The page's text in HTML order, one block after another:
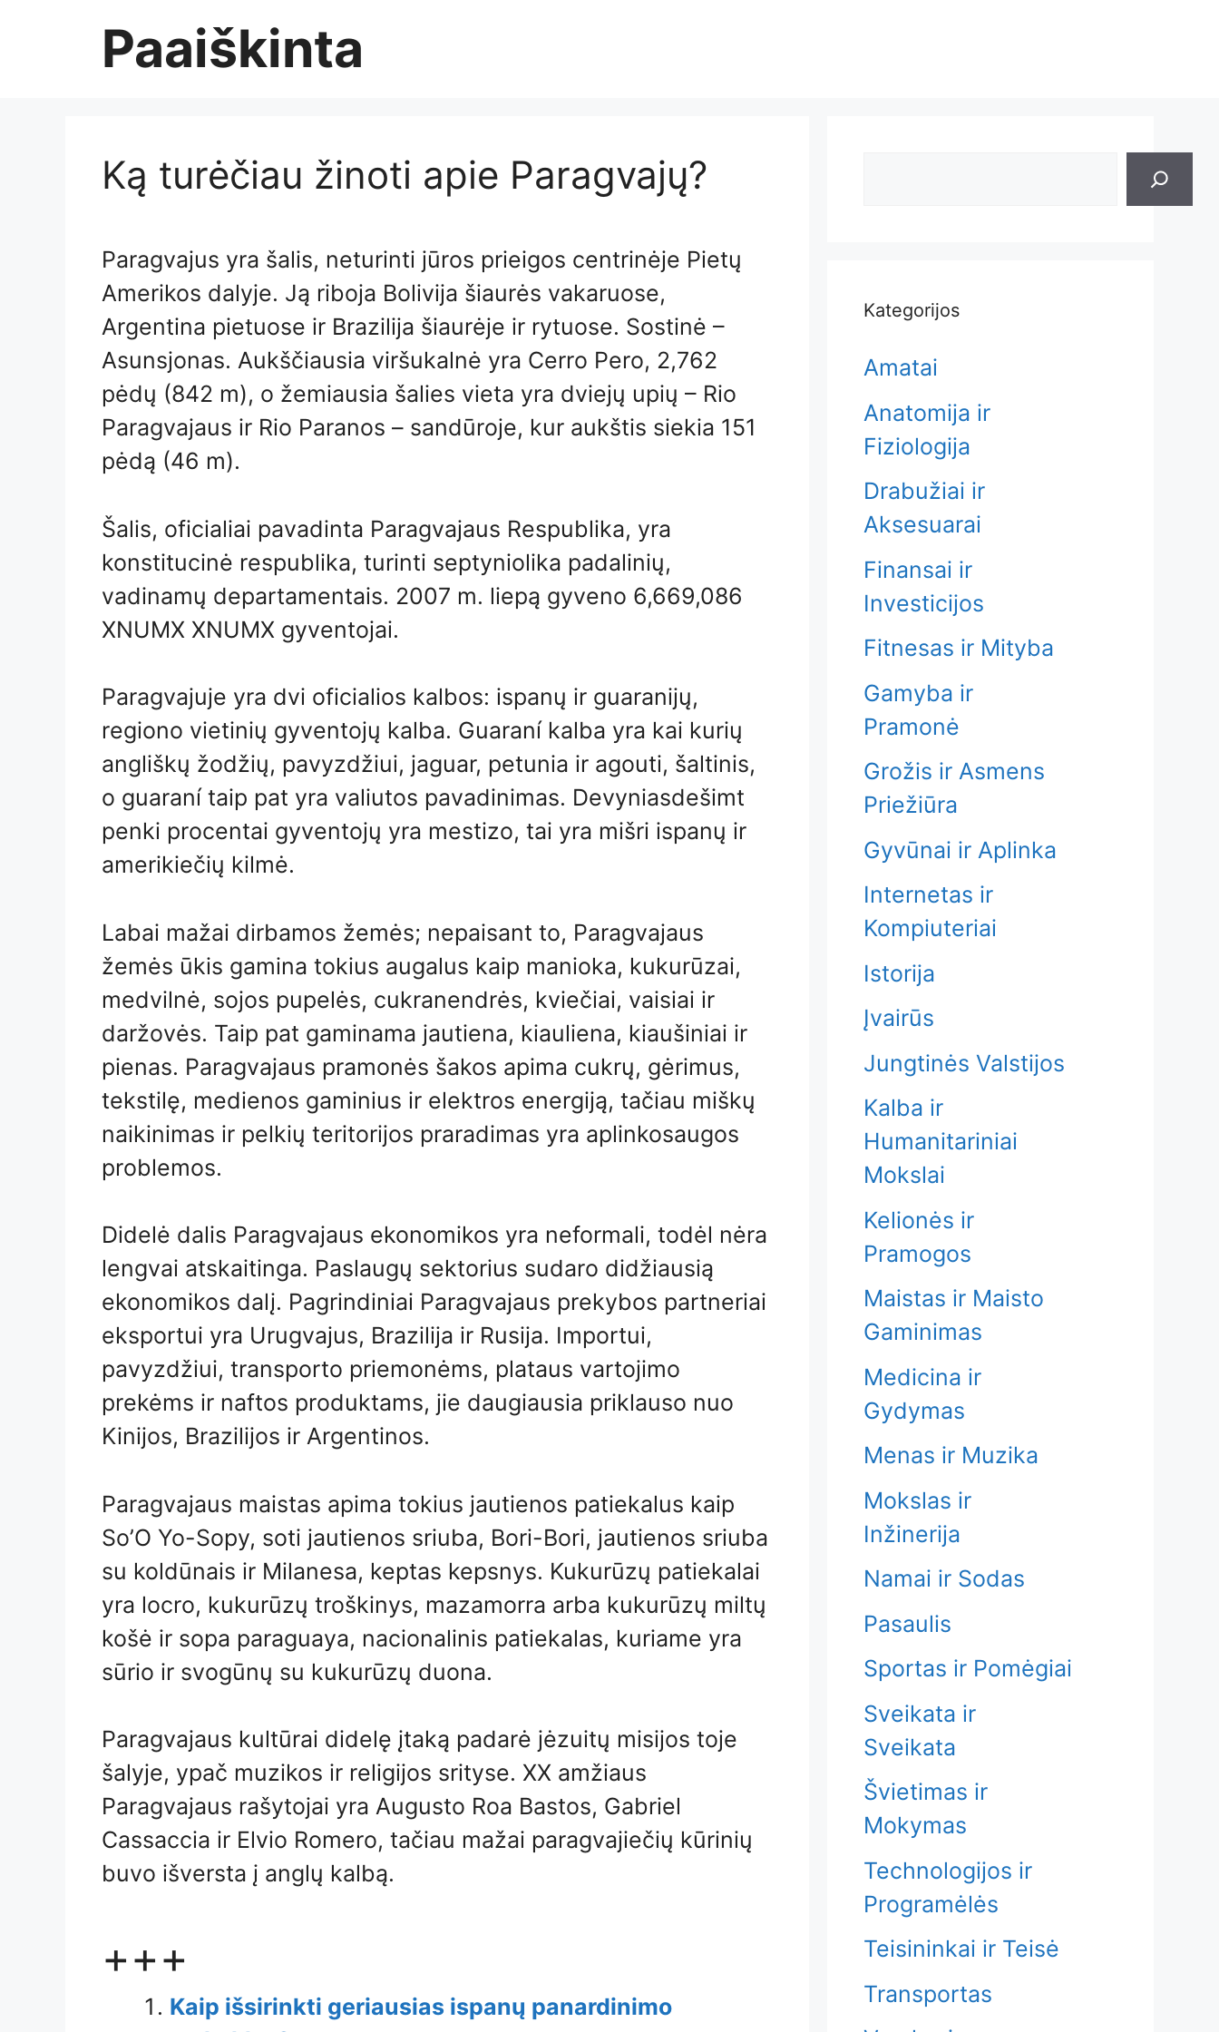
Paaiškinta
Ką turėčiau žinoti apie Paragvajų?
Paragvajus yra šalis, neturinti jūros prieigos centrinėje Pietų
Amerikos dalyje. Ją riboja Bolivija šiaurės vakaruose,
Argentina pietuose ir Brazilija šiaurėje ir rytuose. Sostinė –
Asunsjonas. Aukščiausia viršukalnė yra Cerro Pero, 2,762
pėdų (842 m), o žemiausia šalies vieta yra dviejų upių – Rio
Paragvajaus ir Rio Paranos – sandūroje, kur aukštis siekia 151
pėdą (46 m).
Šalis, oficialiai pavadinta Paragvajaus Respublika, yra
konstitucinė respublika, turinti septyniolika padalinių,
vadinamų departamentais. 2007 m. liepą gyveno 6,669,086
XNUMX XNUMX gyventojai.
Paragvajuje yra dvi oficialios kalbos: ispanų ir guaranijų,
regiono vietinių gyventojų kalba. Guaraní kalba yra kai kurių
angliškų žodžių, pavyzdžiui, jaguar, petunia ir agouti, šaltinis,
o guaraní taip pat yra valiutos pavadinimas. Devyniasdešimt
penki procentai gyventojų yra mestizo, tai yra mišri ispanų ir
amerikiečių kilmė.
Labai mažai dirbamos žemės; nepaisant to, Paragvajaus
žemės ūkis gamina tokius augalus kaip manioka, kukurūzai,
medvilnė, sojos pupelės, cukranendrės, kviečiai, vaisiai ir
daržovės. Taip pat gaminama jautiena, kiauliena, kiaušiniai ir
pienas. Paragvajaus pramonės šakos apima cukrų, gėrimus,
tekstilę, medienos gaminius ir elektros energiją, tačiau miškų
naikinimas ir pelkių teritorijos praradimas yra aplinkosaugos
problemos.
Didelė dalis Paragvajaus ekonomikos yra neformali, todėl nėra
lengvai atskaitinga. Paslaugų sektorius sudaro didžiausią
ekonomikos dalį. Pagrindiniai Paragvajaus prekybos partneriai
eksportui yra Urugvajus, Brazilija ir Rusija. Importui,
pavyzdžiui, transporto priemonėms, plataus vartojimo
prekėms ir naftos produktams, jie daugiausia priklauso nuo
Kinijos, Brazilijos ir Argentinos.
Paragvajaus maistas apima tokius jautienos patiekalus kaip
So’O Yo-Sopy, soti jautienos sriuba, Bori-Bori, jautienos sriuba
su koldūnais ir Milanesa, keptas kepsnys. Kukurūzų patiekalai
yra locro, kukurūzų troškinys, mazamorra arba kukurūzų miltų
košė ir sopa paraguaya, nacionalinis patiekalas, kuriame yra
sūrio ir svogūnų su kukurūzų duona.
Paragvajaus kultūrai didelę įtaką padarė jėzuitų misijos toje
šalyje, ypač muzikos ir religijos srityse. XX amžiaus
Paragvajaus rašytojai yra Augusto Roa Bastos, Gabriel
Cassaccia ir Elvio Romero, tačiau mažai paragvajiečių kūrinių
buvo išversta į anglų kalbą.
+++
Kaip išsirinkti geriausias ispanų panardinimo
Kategorijos
Amatai
Anatomija ir
Fiziologija
Drabužiai ir
Aksesuarai
Finansai ir
Investicijos
Fitnesas ir Mityba
Gamyba ir
Pramonė
Grožis ir Asmens
Priežiūra
Gyvūnai ir Aplinka
Internetas ir
Kompiuteriai
Istorija
Įvairūs
Jungtinės Valstijos
Kalba ir
Humanitariniai
Mokslai
Kelionės ir
Pramogos
Maistas ir Maisto
Gaminimas
Medicina ir
Gydymas
Menas ir Muzika
Mokslas ir
Inžinerija
Namai ir Sodas
Pasaulis
Sportas ir Pomėgiai
Sveikata ir
Sveikata
Švietimas ir
Mokymas
Technologijos ir
Programėlės
Teisininkai ir Teisė
Transportas